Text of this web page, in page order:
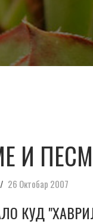
И
26 Октобар 2007
КУД